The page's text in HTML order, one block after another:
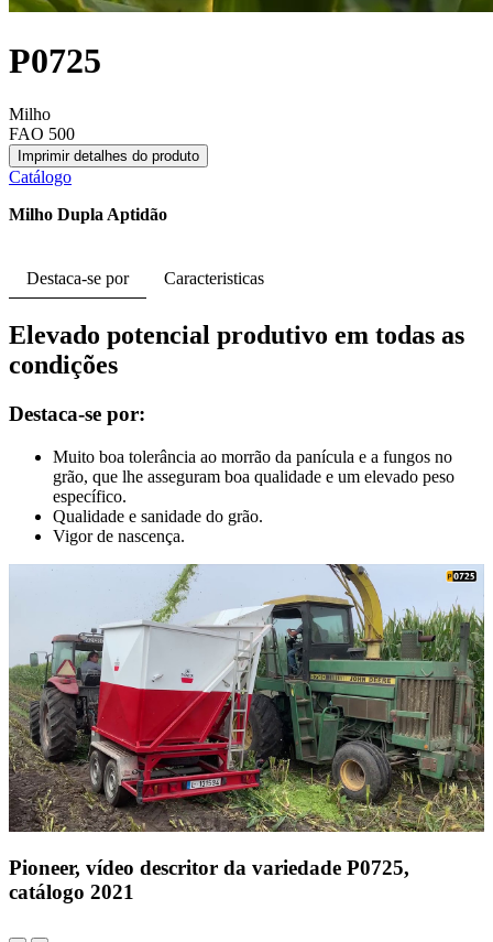
P0725
Milho
FAO 500
Imprimir detalhes do produto
Catálogo
Milho Dupla Aptidão
Destaca-se por Caracteristicas
Elevado potencial produtivo em todas as
condições
Destaca-se por:
Muito boa tolerância ao morrão da panícula e a fungos no
grão, que lhe asseguram boa qualidade e um elevado peso
específico.
Qualidade e sanidade do grão.
Vigor de nascença.
Pioneer, vídeo descritor da variedade P0725,
catálogo 2021